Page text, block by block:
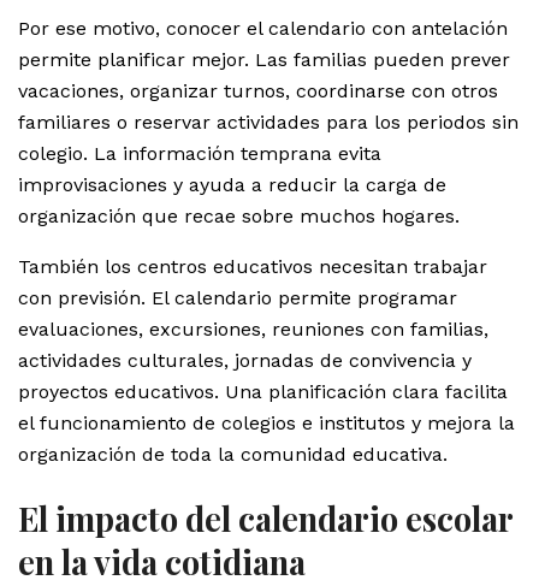
Por ese motivo, conocer el calendario con antelación
permite planificar mejor. Las familias pueden prever
vacaciones, organizar turnos, coordinarse con otros
familiares o reservar actividades para los periodos sin
colegio. La información temprana evita
improvisaciones y ayuda a reducir la carga de
organización que recae sobre muchos hogares.
También los centros educativos necesitan trabajar
con previsión. El calendario permite programar
evaluaciones, excursiones, reuniones con familias,
actividades culturales, jornadas de convivencia y
proyectos educativos. Una planificación clara facilita
el funcionamiento de colegios e institutos y mejora la
organización de toda la comunidad educativa.
El impacto del calendario escolar
en la vida cotidiana